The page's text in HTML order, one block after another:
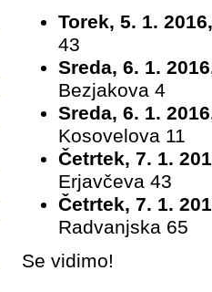
Torek, 5. 1.
43
Sreda, 6. 1.
Bezjakova 4
Sreda, 6. 1.
Kosovelova 11
Četrtek, 7. 1.
Erjavčeva 43
Četrtek, 7. 1.
Radvanjska 65
Se vidimo!